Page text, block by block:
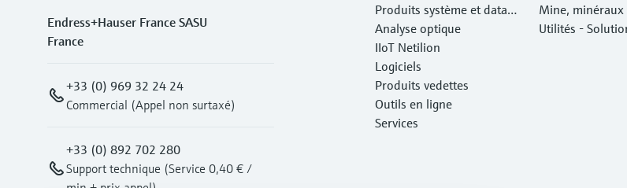
Endress+Hauser France SASU
France
+33 (0) 969 32 24 24
Commercial (Appel non surtaxé)
+33 (0) 892 702 280
Support technique (Service 0,40 € /
Produits système et data
managers
Analyse optique
IIoT Netilion
Logiciels
Produits vedettes
Outils en ligne
Services
Mine, minéraux
Utilités -